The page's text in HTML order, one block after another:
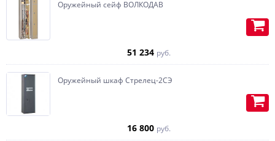
возможностью установки тайника,
пистолет или бумаги) на
внутренней части двери.
Оружейный сейф ВОЛКОДАВ
51 234 руб.
Оружейный шкаф Стрелец-2CЭ
16 800 руб.